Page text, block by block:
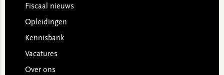
Footer
Fiscaal nieuws
Opleidingen
Kennisbank
Vacatures
Over ons